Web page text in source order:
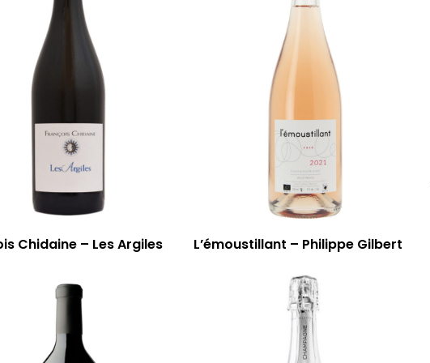
Chidaine – Les Argiles L’émoustillant – Philippe Gilbert